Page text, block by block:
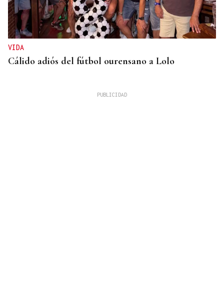
VIDA
Cálido adiós del fútbol ourensano a Lolo